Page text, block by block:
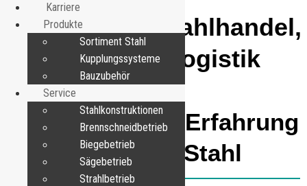
Glanemann: Stahlhandel,
Service & Logistik
Über 100 Jahre Erfahrung
in Sachen Stahl
Karriere
Produkte
Sortiment Stahl
Kupplungssysteme
Bauzubehör
Service
Stahlkonstruktionen
Brennschneidbetrieb
Biegebetrieb
Sägebetrieb
Strahlbetrieb